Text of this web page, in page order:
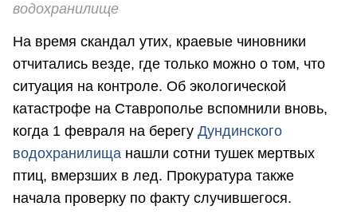
водохранилище
На время скандал утих, краевые чиновники
отчитались везде, где только можно о том, что
ситуация на контроле. Об экологической
катастрофе на Ставрополье вспомнили вновь,
когда 1 февраля на берегу Дундинского
водохранилища нашли сотни тушек мертвых
птиц, вмерзших в лед. Прокуратура также
начала проверку по факту случившегося.